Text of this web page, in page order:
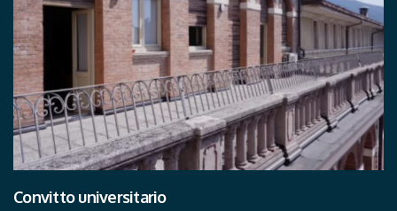
Convitto universitario